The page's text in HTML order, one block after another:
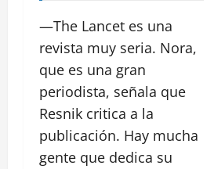
—The Lancet es una
revista muy seria. Nora,
que es una gran
periodista, señala que
Resnik critica a la
publicación. Hay mucha
gente que dedica su